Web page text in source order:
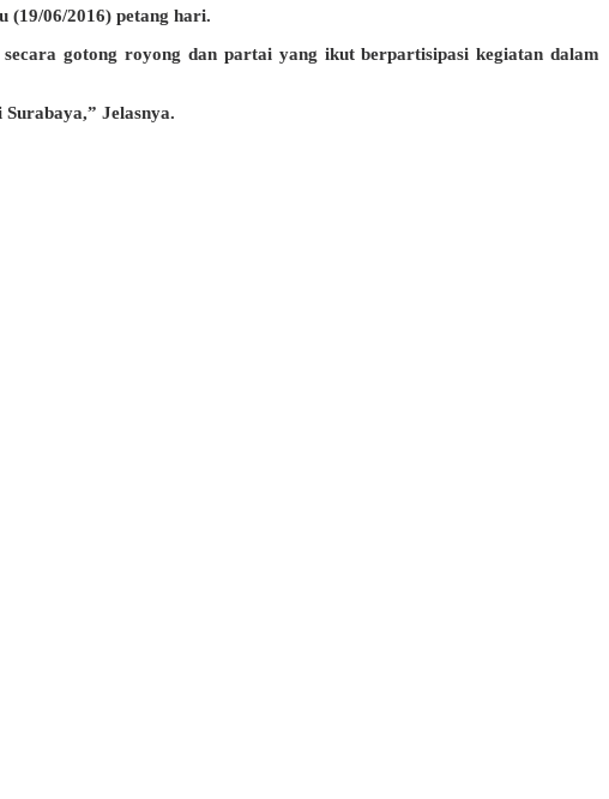
(19/06/2016) petang hari.
gotong royong dan partai yang ikut berpartisipasi kegiatan dalam
Jelasnya.